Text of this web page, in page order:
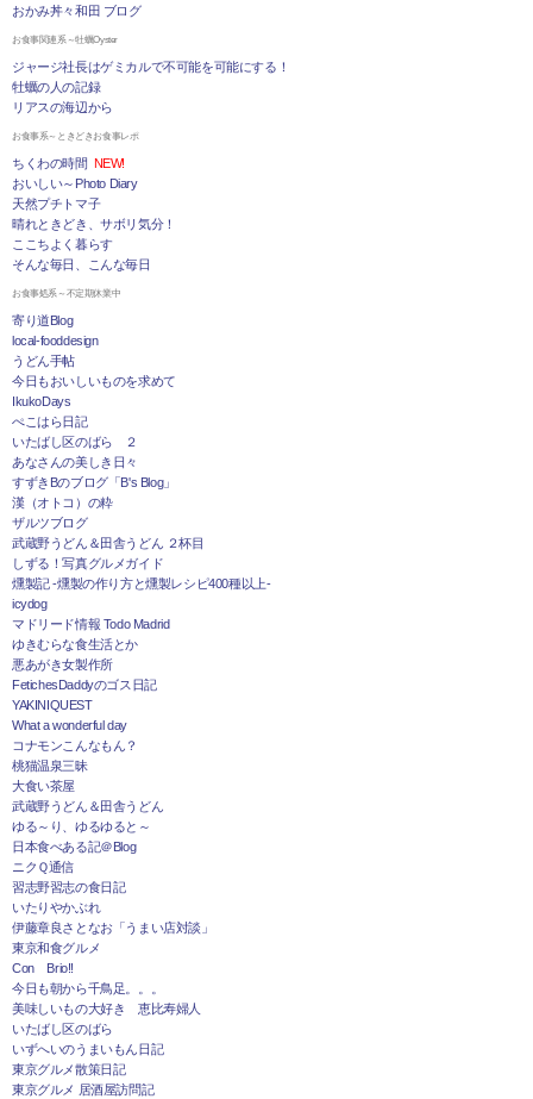
おかみ丼々和田 ブログ
お食事関連系～牡蠣Oyster
ジャージ社長はゲミカルで不可能を可能にする！
牡蠣の人の記録
リアスの海辺から
お食事系～ときどきお食事レポ
ちくわの時間 NEW!
おいしい～Photo Diary
天然プチトマ子
晴れときどき、サボリ気分！
ここちよく暮らす
そんな毎日、こんな毎日
お食事処系～不定期休業中
寄り道Blog
local-fooddesign
うどん手帖
今日もおいしいものを求めて
IkukoDays
ぺこはら日記
いたばし区のばら ２
あなさんの美しき日々
すずきBのブログ「B's Blog」
漢（オトコ）の粋
ザルツブログ
武蔵野うどん＆田舎うどん ２杯目
しずる！写真グルメガイド
燻製記 -燻製の作り方と燻製レシピ400種以上-
icydog
マドリード情報 Todo Madrid
ゆきむらな食生活とか
悪あがき女製作所
FetichesDaddyのゴス日記
YAKINIQUEST
What a wonderful day
コナモンこんなもん？
桃猫温泉三昧
大食い茶屋
武蔵野うどん＆田舎うどん
ゆる～り、ゆるゆると～
日本食べある記＠Blog
ニクＱ通信
習志野習志の食日記
いたりやかぶれ
伊藤章良さとなお「うまい店対談」
東京和食グルメ
Con Brio!!
今日も朝から千鳥足。。。
美味しいもの大好き 恵比寿婦人
いたばし区のばら
いずへいのうまいもん日記
東京グルメ散策日記
東京グルメ 居酒屋訪問記